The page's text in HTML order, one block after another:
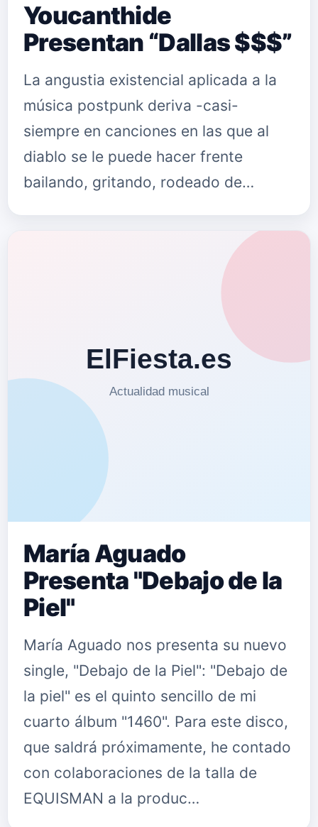
Youcanthide
Presentan “Dallas $$$”
La angustia existencial aplicada a la
música postpunk deriva -casi-
siempre en canciones en las que al
diablo se le puede hacer frente
bailando, gritando, rodeado de
María Aguado
Presenta "Debajo de la
Piel"
María Aguado nos presenta su nuevo
single, "Debajo de la Piel": "Debajo de
la piel" es el quinto sencillo de mi
cuarto álbum "1460". Para este disco,
que saldrá próximamente, he contado
con colaboraciones de la talla de
EQUISMAN a la produc…